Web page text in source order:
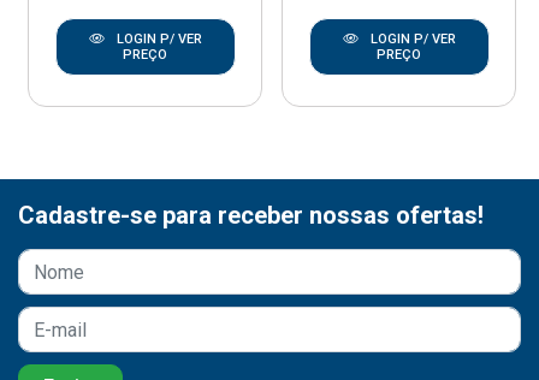
LOGIN P/ VER
PREÇO
LOGIN P/ VER
PREÇO
Cadastre-se para receber nossas ofertas!